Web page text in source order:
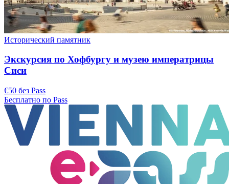
Исторический памятник
Экскурсия по Хофбургу и музею императрицы
Сиси
€50 без Pass
Бесплатно по Pass